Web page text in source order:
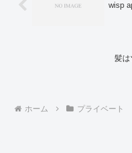
wisp
髪は
ホーム プライベート